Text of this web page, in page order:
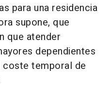
para una residencia
supone, que
que atender
dependientes
temporal de